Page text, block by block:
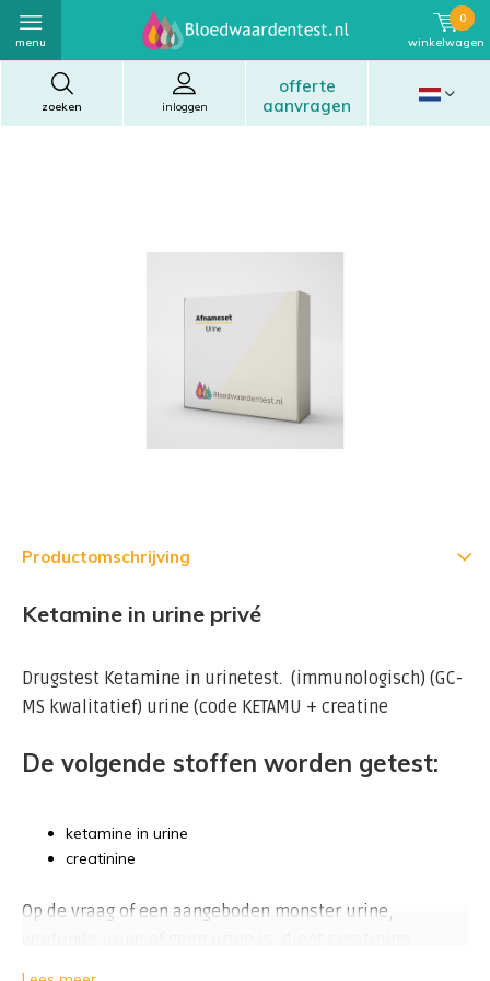
zoeken
offerte
aanvragen
inloggen
menu winkelwagen
0
Productomschrijving
Ketamine in urine privé
Drugstest Ketamine in urinetest. (immunologisch) (GC-
MS kwalitatief) urine (code KETAMU + creatine
De volgende stoffen worden getest:
ketamine in urine
creatinine
Op de vraag of een aangeboden monster urine,
meebepaald te worden.